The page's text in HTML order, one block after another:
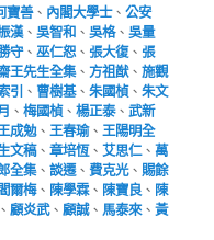
寶善、 內閣大學士、公安
漢、吳智和 、吳格、吳量
守、巫仁恕 、張大復、張
王先生全集、方祖猷、施觀
引 、曹樹基、朱國楨、朱文
、梅國楨、楊正泰、武新
成勉、王春瑜、王陽明全
文稿、章培恆、艾思仁、萬
全集、談遷、費克光、 賜餘
爾梅、 陳學霖、 陳寶良 、 陳
、顧炎武、顧誠、 馬泰來、黃